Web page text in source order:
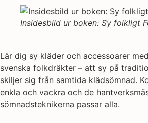
Insidesbild ur boken: Sy folkligt
Lär dig sy kläder och accessoarer
svenska folkdräkter – att sy på
skiljer sig från samtida klädsömnad.
enkla och vackra och de
sömnadsteknikerna passar alla.